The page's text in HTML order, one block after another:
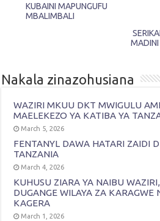
KUBAINI MAPUNGUFU
MBALIMBALI
MADINI
Nakala zinazohusiana
WAZIRI MKUU DKT MWIGULU
MAELEKEZO YA KATIBA YA
March 5, 2026
FENTANYL DAWA HATARI ZAIDI
TANZANIA
March 4, 2026
KUHUSU ZIARA YA NAIBU
DUGANGE WILAYA ZA KARAGWE
KAGERA
March 1, 2026